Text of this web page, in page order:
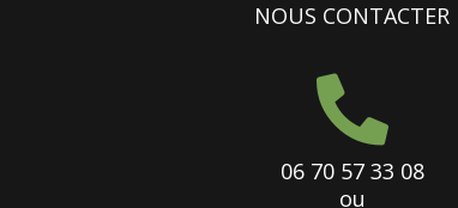
NOUS CONTACTER

06 70 57 33 08
ou